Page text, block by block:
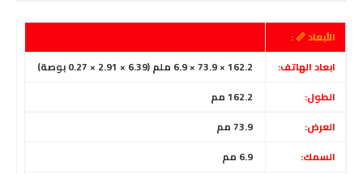
الأبعاد 📏 :
ابعاد الهاتف:
الطول:
العرض:
السمك: